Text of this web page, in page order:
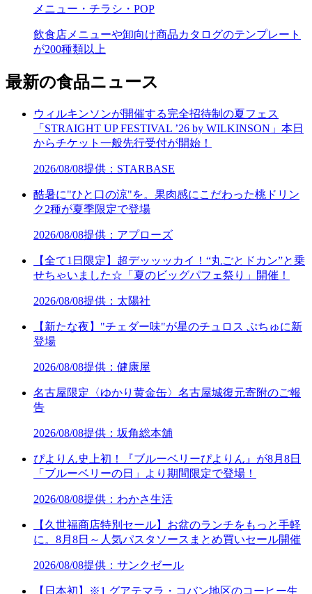
メニュー・チラシ・POP
飲食店メニューや卸向け商品カタログのテンプレート
が200種類以上
最新の食品ニュース
ウィルキンソンが開催する完全招待制の夏フェス
「STRAIGHT UP FESTIVAL ’26 by WILKINSON」本日
からチケット一般先行受付が開始！
2026/08/08提供：STARBASE
酷暑に"ひと口の涼"を。果肉感にこだわった桃ドリン
ク2種が夏季限定で登場
2026/08/08提供：アプローズ
【全て1日限定】超デッッッカイ！“丸ごとドカン”と乗
せちゃいました☆「夏のビッグパフェ祭り」開催！
2026/08/08提供：太陽社
【新たな夜】"チェダー味"が星のチュロス ぷちゅに新
登場
2026/08/08提供：健康屋
名古屋限定〈ゆかり黄金缶〉名古屋城復元寄附のご報
告
2026/08/08提供：坂角総本舖
ぴよりん史上初！『ブルーベリーぴよりん』が8月8日
「ブルーベリーの日」より期間限定で登場！
2026/08/08提供：わかさ生活
【久世福商店特別セール】お盆のランチをもっと手軽
に。8月8日～人気パスタソースまとめ買いセール開催
2026/08/08提供：サンクゼール
【日本初】※1 グアテマラ・コバン地区のコーヒー生